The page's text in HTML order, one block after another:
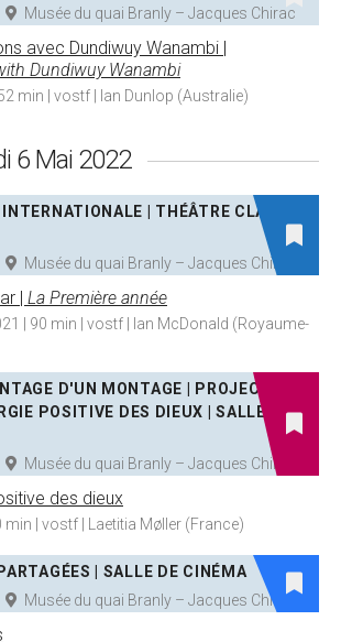
Musée du quai Branly – Jacques Chirac
avec Dundiwuy Wanambi |
Dundiwuy Wanambi
min | vostf | Ian Dunlop (Australie)
6 Mai 2022
| THÉÂTRE CLAUDE
Musée du quai Branly – Jacques Chirac
| La Première année
| 90 min | vostf | Ian McDonald (Royaume-
D'UN MONTAGE | PROJECTION
POSITIVE DES DIEUX | SALLE DE
Musée du quai Branly – Jacques Chirac
des dieux
min | vostf | Laetitia Møller (France)
| SALLE DE CINÉMA
Musée du quai Branly – Jacques Chirac